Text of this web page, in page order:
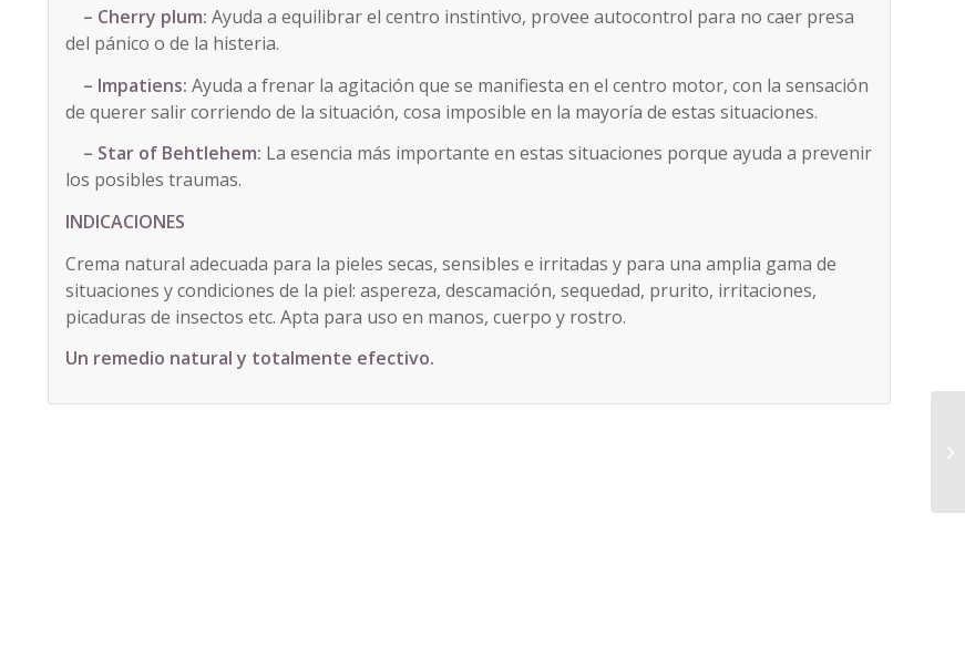
– Cherry plum: Ayuda a equilibrar el centro instintivo, provee autocontrol para no caer presa
del pánico o de la histeria.
– Impatiens: Ayuda a frenar la agitación que se manifiesta en el centro motor, con la sensación
de querer salir corriendo de la situación, cosa imposible en la mayoría de estas situaciones.
– Star of Behtlehem: La esencia más importante en estas situaciones porque ayuda a prevenir
los posibles traumas.
INDICACIONES
Crema natural adecuada para la pieles secas, sensibles e irritadas y para una amplia gama de
situaciones y condiciones de la piel: aspereza, descamación, sequedad, prurito, irritaciones,
picaduras de insectos etc. Apta para uso en manos, cuerpo y rostro.
Un remedio natural y totalmente efectivo.